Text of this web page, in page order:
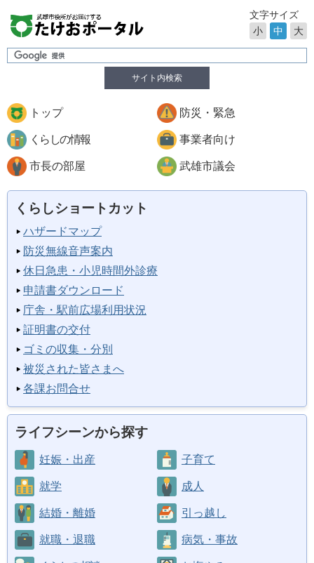
サイト内検索
文字サイズ
小
中 大
トップ 防災・緊急
くらしの情報 事業者向け
市長の部屋 武雄市議会
くらしショートカット
ハザードマップ
防災無線音声案内
休日急患・小児時間外診療
申請書ダウンロード
庁舎・駅前広場利用状況
証明書の交付
ゴミの収集・分別
被災された皆さまへ
各課お問合せ
ライフシーンから探す
妊娠・出産 子育て
就学 成人
結婚・離婚 引っ越し
就職・退職 病気・事故